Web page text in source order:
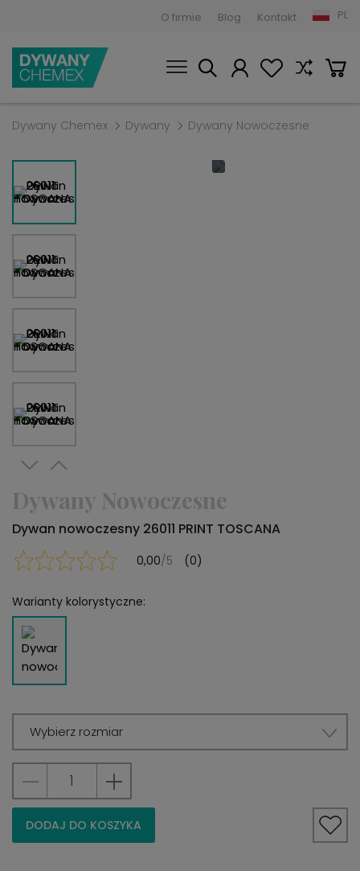
O firmie Blog Kontakt PL
Dywany Chemex Dywany Dywany Nowoczesne
Dywany Nowoczesne
Dywan nowoczesny 26011 PRINT TOSCANA
0,00/5 (0)
Warianty kolorystyczne:
Wybierz rozmiar
DODAJ DO KOSZYKA